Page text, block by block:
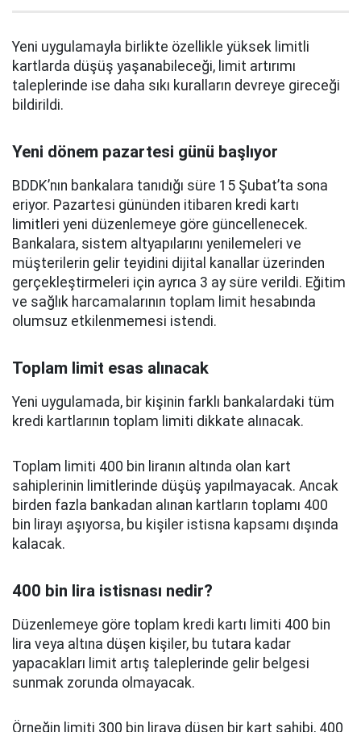
Yeni uygulamayla birlikte özellikle yüksek limitli
kartlarda düşüş yaşanabileceği, limit artırımı
taleplerinde ise daha sıkı kuralların devreye gireceği
bildirildi.
Yeni dönem pazartesi günü başlıyor
BDDK’nın bankalara tanıdığı süre 15 Şubat’ta sona
eriyor. Pazartesi gününden itibaren kredi kartı
limitleri yeni düzenlemeye göre güncellenecek.
Bankalara, sistem altyapılarını yenilemeleri ve
müşterilerin gelir teyidini dijital kanallar üzerinden
gerçekleştirmeleri için ayrıca 3 ay süre verildi. Eğitim
ve sağlık harcamalarının toplam limit hesabında
olumsuz etkilenmemesi istendi.
Toplam limit esas alınacak
Yeni uygulamada, bir kişinin farklı bankalardaki tüm
kredi kartlarının toplam limiti dikkate alınacak.
Toplam limiti 400 bin liranın altında olan kart
sahiplerinin limitlerinde düşüş yapılmayacak. Ancak
birden fazla bankadan alınan kartların toplamı 400
bin lirayı aşıyorsa, bu kişiler istisna kapsamı dışında
kalacak.
400 bin lira istisnası nedir?
Düzenlemeye göre toplam kredi kartı limiti 400 bin
lira veya altına düşen kişiler, bu tutara kadar
yapacakları limit artış taleplerinde gelir belgesi
sunmak zorunda olmayacak.
Örneğin limiti 300 bin liraya düşen bir kart sahibi, 400